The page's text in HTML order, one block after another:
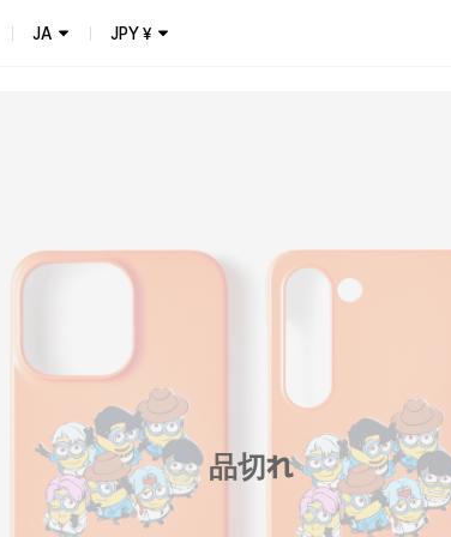
JA JPY¥
品切れ